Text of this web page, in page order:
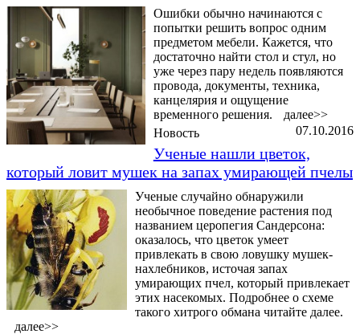
Ошибки обычно начинаются с
попытки решить вопрос одним
предметом мебели. Кажется, что
достаточно найти стол и стул, но
уже через пару недель появляются
провода, документы, техника,
канцелярия и ощущение
временного решения.
далее>>
07.10.2016
Новость
Ученые нашли цветок,
который ловит мушек на запах умирающей пчелы
Ученые случайно обнаружили
необычное поведение растения под
названием церопегия Сандерсона:
оказалось, что цветок умеет
привлекать в свою ловушку мушек-
нахлебников, источая запах
умирающих пчел, который привлекает
этих насекомых. Подробнее о схеме
такого хитрого обмана читайте далее.
далее>>